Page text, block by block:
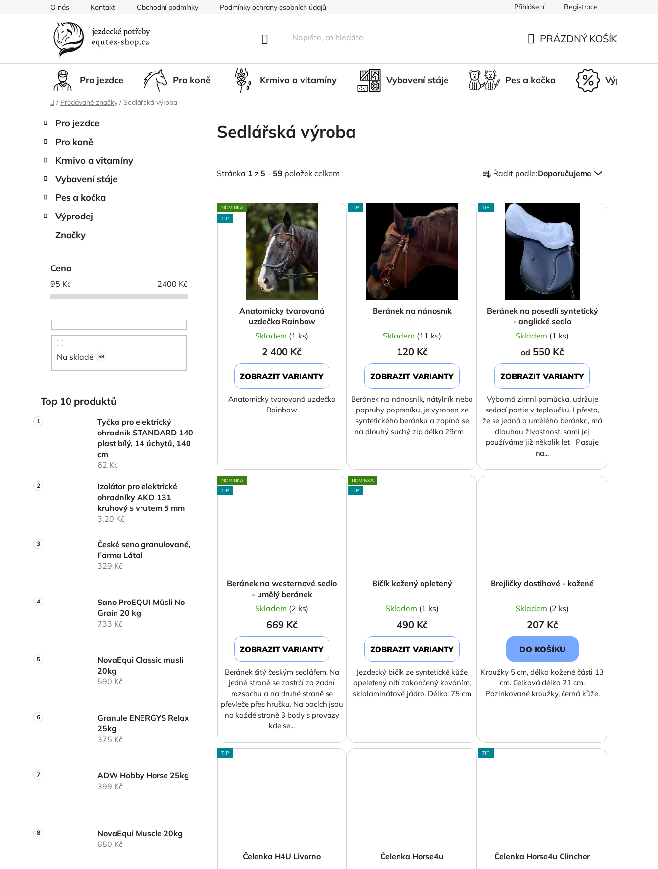
O nás Kontakt Obchodní podmínky Podmínky ochrany osobních údajů Doprava a platba Nepřevzetí zásilky
Přihlášení Registrace
KOŠÍK
PRÁZDNÝ KOŠÍK
Pro jezdce Pro koně Krmivo a vitamíny Vybavení stáje Pes a kočka Výprodej
Domů
/ Prodávané značky / Sedlářská výroba
P
s
t
a
n
Přeskočit
kategorie
K
a
g
e
Pro jezdce
Pro koně
Krmivo a vitamíny
Vybavení stáje
Pes a kočka
Výprodej
Značky
Cena
95 Kč 2400 Kč
Na skladě 58
Top 10 produktů
Tyčka pro elektrický
ohradník STANDARD 140
plast bílý, 14 úchytů, 140
cm
62 Kč
Izolátor pro elektrické
ohradníky AKO 131
kruhový s vrutem 5 mm
3,20 Kč
České seno granulované,
Farma Látal
329 Kč
Sano ProEQUI Müsli No
Grain 20 kg
733 Kč
NovaEqui Classic musli
20kg
590 Kč
Granule ENERGYS Relax
25kg
375 Kč
ADW Hobby Horse 25kg
399 Kč
NovaEqui Muscle 20kg
650 Kč
Sedlářská výroba
Stránka 1 z 5 - 59 položek celkem
a
e
n
k
Řadit podle:Doporučujeme
V
ý
NOVINKA
TIP
Anatomicky tvarovaná
uzdečka Rainbow
Skladem (1 ks)
2 400 Kč
ZOBRAZIT VARIANTY
Anatomicky tvarovaná uzdečka
Rainbow
TIP
Beránek na nánosník
Skladem (11 ks)
120 Kč
ZOBRAZIT VARIANTY
Beránek na nánosník, nátylník nebo
popruhy poprsníku, je vyroben ze
syntetického beránku a zapíná se
na dlouhý suchý zip délka 29cm
TIP
Beránek na posedlí syntetický
- anglické sedlo
Skladem (1 ks)
od 550 Kč
ZOBRAZIT VARIANTY
Výborná zimní pomůcka, udržuje
sedací partie v teploučku. I přesto,
že se jedná o umělého beránka, má
dlouhou živostnost, sami jej
používáme již několik let Pasuje
na...
NOVINKA
TIP
Beránek na westernové sedlo
- umělý beránek
Skladem (2 ks)
669 Kč
ZOBRAZIT VARIANTY
Beránek šitý českým sedlářem. Na
jedné straně se zastrčí za zadní
rozsochu a na druhé straně se
převleče přes hrušku. Na bocích jsou
na každé straně 3 body s provazy
kde se...
NOVINKA
TIP
Bičík kožený opletený
Skladem (1 ks)
490 Kč
ZOBRAZIT VARIANTY
Jezdecký bičík ze syntetické kůže
opeletený nití zakončený kováním,
sklolaminátové jádro. Délka: 75 cm
Brejličky dostihové - kožené
Skladem (2 ks)
207 Kč
DO KOŠÍKU
Kroužky 5 cm, délka kožené části 13
cm. Celková délka 21 cm.
Pozinkované kroužky, černá kůže.
TIP
Čelenka H4U Livorno Čelenka Horse4u
TIP
Čelenka Horse4u Clincher